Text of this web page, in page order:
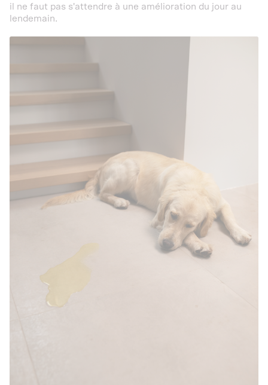
il ne faut pas s'attendre à une amélioration du jour au
lendemain.